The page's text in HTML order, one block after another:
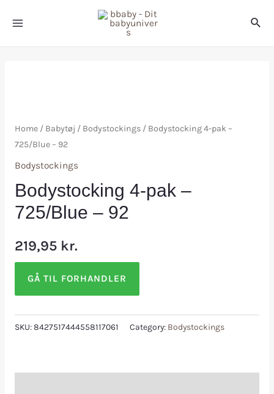
Home/ Babytøj / Bodystockings/ Bodystocking 4-pak –
725/Blue – 92
Bodystockings
Bodystocking 4-pak –
725/Blue – 92
219,95 kr.
GÅ TIL FORHANDLER
SKU:8427517444558117061 Category: Bodystockings